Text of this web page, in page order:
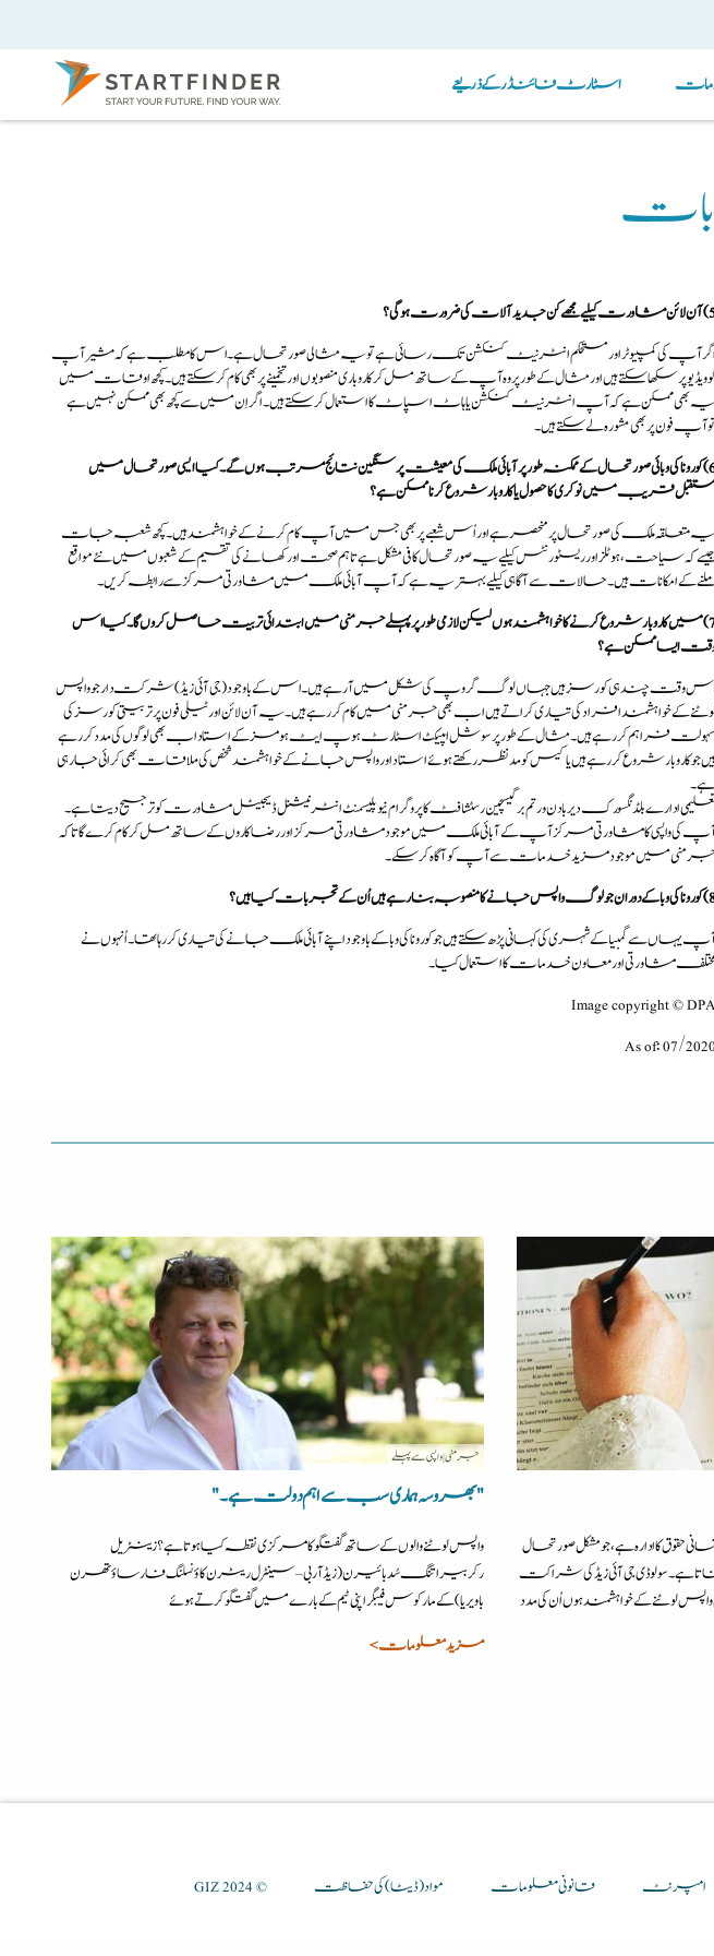
اسٹارٹ فائنڈر کے ذریعے
آلات کی ضرورت ہوگی؟
اگر آپ کی کمپیوٹر اور مستحکم انٹرنیٹ کنکشن تک رسائی ہے تو یہ مثالی صورتحال ہے۔اس کا مطلب ہے کہ مشیرآپ
ویڈیو پر سکھاسکتے ہیں اورمثال کے طور پر وہ آپ کے ساتھ مل کر کاروباری منصوبوں اور تخمینے پر بھی کام کرسکتے ہیں۔کچھ اوقات میں
یہ بھی ممکن ہے کہ آپ انٹرنیٹ کنکشن یا ہاٹ اسپاٹ کا استعمال کرسکتے ہیں۔اگر اِن میں سے کچھ بھی ممکن نہیں ہے
فون پر بھی مشورہ لے سکتے ہیں۔
6)کورونا کی وبائی صورتحال کےممکنہ طور پر آبائی ملک کی معیشت پر سنگین نتائج مرتب ہوں گے۔ کیا ایسی صورتحال میں
مستقبل قریب میں نوکری کا حصول یا کاروبار شروع کرنا ممکن ہے؟
یہ متعلقہ ملک کی صورتحال پر منحصر ہےاور اُس شعبے پر بھی جس میں آپ کام کرنے کے خواہشمند ہیں۔ کچھ شعبہ جات
کہ سیاحت ،ہوٹلز اور ریسٹورنٹس کیلیے یہ صورتحال کافی مشکل ہے تاہم صحت اور کھانے کی تقسیم کے شعبوں میں نئے مواقع
کے امکانات ہیں ۔ حالات سے آگاہی کیلیے بہتر یہ ہے کہ آپ آبائی ملک میں مشاورتی مرکز سے رابطہ کریں۔
7)میں کاروبار شروع کرنے کا خواہشمند ہوں لیکن لازمی طور پر پہلے جرمنی میں ابتدائی تربیت حاصل کروں گا۔ کیا اس
ایسا ممکن ہے؟
وقت چند ہی کورسز ہیں جہاں لوگ گروپ کی شکل میں آرہے ہیں۔اس کے باوجود (جی آئی زیڈ)شرکت دار جو واپس
کے خواہشمند افراد کی تیاری کراتے ہیں اب بھی جرمنی میں کام کررہے ہیں۔ یہ آن لائن اور ٹیلی فون پر تربیتی کورسز کی
سہولت فراہم کررہے ہیں ۔ مثال کے طور پر سوشل امپیکٹ اسٹارٹ ہوپ ایٹ ہومز کے استاداب بھی لوگوں کی مدد کررہے
جو کاروبار شروع کررہے ہیں یا کیس کو مدنظر رکھتے ہوئے استاد اور واپس جانے کے خواہشمند شخص کی ملاقات بھی کرائی جارہی
تعلیمی ادارے بلڈنگسورک دیر بادن ورتم برگیسچین رسٹشافٹ کا پروگرام نیوپلیسمنٹ انٹرنیشنل ڈیجیٹل مشاورت کو ترجیح دیتا ہے۔
کی واپسی کا مشاورتی مرکز آپ کے آبائی ملک میں موجود مشاورتی مرکز اور رضاکاروں کےساتھ مل کر کام کرے گا تاکہ
میں موجود مزید خدمات سے آپ کو آگاہ کرسکے۔
بنارہے ہیں اُن کے تجربات کیا ہیں؟
یہاں سے گمبیا کے شہری کی کہانی پڑھ سکتے ہیں جوکورونا کی وبا کے باوجود اپنے آبائی ملک جانےکی تیاری کررہا تھا۔اُنہوں نے
مختلف مشاورتی اور معاون خدمات کا استعمال کیا۔
Image copyright ©️
As of: 07/2020
حقوق کا ادارہ ہے،جو مشکل صورتحال
ہے۔ سولوڈی جی آئی زیڈ کی شراکت
لوٹنے کے خواہشمند ہوں اُن کی مدد
جرمنی| واپسی سے پہلے
"بھروسہ ہماری سب سے اہم دولت ہے۔"
واپس لوٹنے والوں کے ساتھ گفتگو کا مرکزی نقطہ کیا ہوتا ہے؟ زینٹریل
رکربیراتنگ سُدبائیرن (زیڈ آر بی – سینٹرل ریٹرن کاؤنسلنگ فار ساؤتھرن
باویریا) کے مارکوس فیبگر اپنی ٹیم کے بارے میں گفتگو کرتے ہوئے
مزید معلومات >
امپرنٹ قانونی معلومات مواد(ڈیٹا) کی حفاظت © GIZ 2024